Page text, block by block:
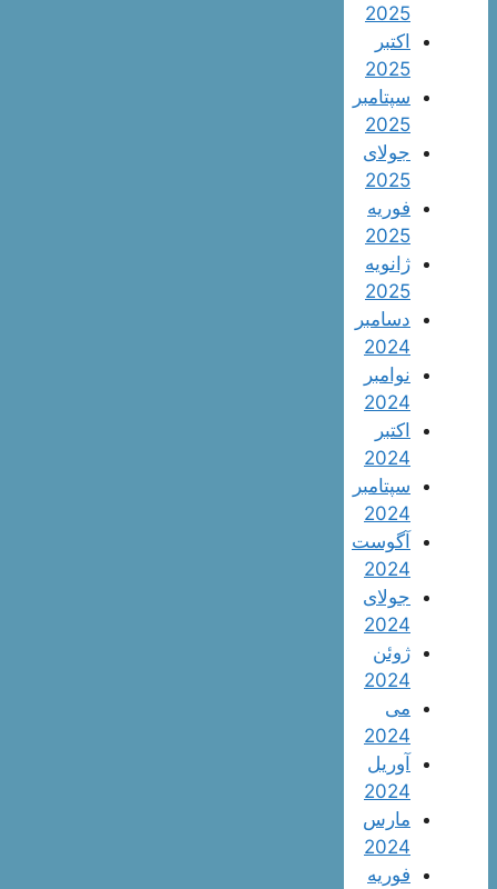
2025
اکتبر
2025
سپتامبر
2025
جولای
2025
فوریه
2025
ژانویه
2025
دسامبر
2024
نوامبر
2024
اکتبر
2024
سپتامبر
2024
آگوست
2024
جولای
2024
ژوئن
2024
می
2024
آوریل
2024
مارس
2024
فوریه